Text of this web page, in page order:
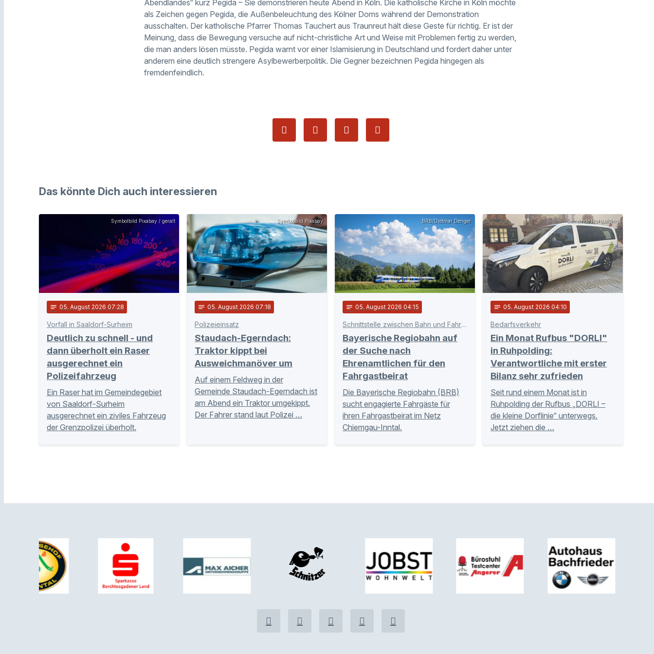
Abendlandes“ kurz Pegida – Sie demonstrieren heute Abend in Köln. Die katholische Kirche in Köln möchte
als Zeichen gegen Pegida, die Außenbeleuchtung des Kölner Doms während der Demonstration
ausschalten. Der katholische Pfarrer Thomas Tauchert aus Traunreut hält diese Geste für richtig. Er ist der
Meinung, dass die Bewegung versuche auf nicht-christliche Art und Weise mit Problemen fertig zu werden,
die man anders lösen müsste. Pegida warnt vor einer Islamisierung in Deutschland und fordert daher unter
anderem eine deutlich strengere Asylbewerberpolitik. Die Gegner bezeichnen Pegida hingegen als
fremdenfeindlich.
Das könnte Dich auch interessieren
Symbolbild Pixabay / geralt
notes 05. August 2026 07:28
Vorfall in Saaldorf-Surheim
Deutlich zu schnell - und
dann überholt ein Raser
ausgerechnet ein
Polizeifahrzeug
Ein Raser hat im Gemeindegebiet
von Saaldorf-Surheim
ausgerechnet ein ziviles Fahrzeug
der Grenzpolizei überholt.
Symbolbild Pixabay
notes 05. August 2026 07:18
Polizeieinsatz
Staudach-Egerndach:
Traktor kippt bei
Ausweichmanöver um
Auf einem Feldweg in der
Gemeinde Staudach-Egerndach ist
am Abend ein Traktor umgekippt.
Der Fahrer stand laut Polizei …
BRB/Dietmar Denger
notes 05. August 2026 04:15
Schnittstelle zwischen Bahn und Fahrgästen
Bayerische Regiobahn auf
der Suche nach
Ehrenamtlichen für den
Fahrgastbeirat
Die Bayerische Regiobahn (BRB)
sucht engagierte Fahrgäste für
ihren Fahrgastbeirat im Netz
Chiemgau-Inntal.
Gemeinde Ruhpolding
notes 05. August 2026 04:10
Bedarfsverkehr
Ein Monat Rufbus "DORLI"
in Ruhpolding:
Verantwortliche mit erster
Bilanz sehr zufrieden
Seit rund einem Monat ist in
Ruhpolding der Rufbus „DORLI –
die kleine Dorflinie“ unterwegs.
Jetzt ziehen die …